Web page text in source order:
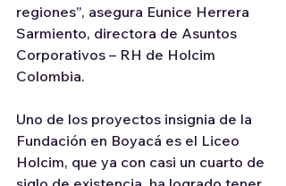
regiones”, asegura Eunice Herrera
Sarmiento, directora de Asuntos
Corporativos – RH de Holcim
Colombia.
Uno de los proyectos insignia de la
Fundación en Boyacá es el Liceo
Holcim, que ya con casi un cuarto de